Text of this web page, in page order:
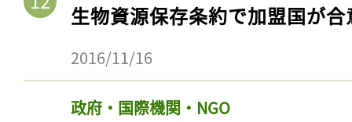
生物資源保存条約で加盟国が合
2016/11/16
政府・国際機関・NGO